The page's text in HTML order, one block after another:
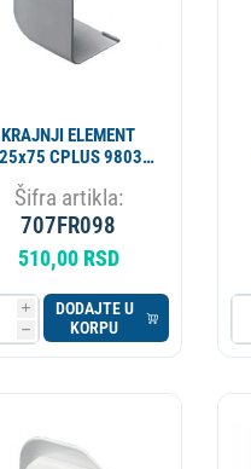
KRAJNJI ELEMENT
CPLUS 9803-
Šifra artikla:
707FR098
510,00 RSD
i
h
DODAJTE U
KORPU